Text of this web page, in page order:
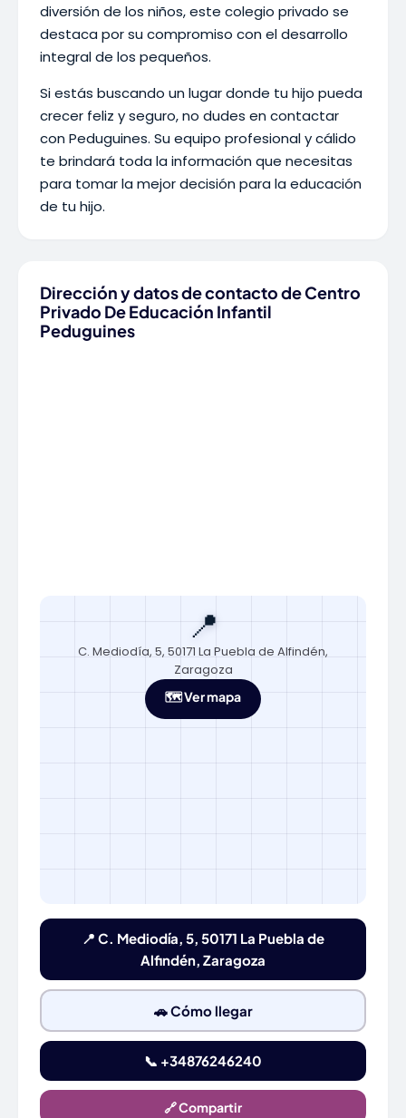
diversión de los niños, este colegio privado se
destaca por su compromiso con el desarrollo
integral de los pequeños.
Si estás buscando un lugar donde tu hijo pueda
crecer feliz y seguro, no dudes en contactar
con Peduguines. Su equipo profesional y cálido
te brindará toda la información que necesitas
para tomar la mejor decisión para la educación
de tu hijo.
Dirección y datos de contacto de Centro
Privado De Educación Infantil
Peduguines
📍
C. Mediodía, 5, 50171 La Puebla de Alfindén,
Zaragoza
🗺️ Ver mapa
📍 C. Mediodía, 5, 50171 La Puebla de
Alfindén, Zaragoza
🚗 Cómo llegar
📞 +34876246240
🔗 Compartir